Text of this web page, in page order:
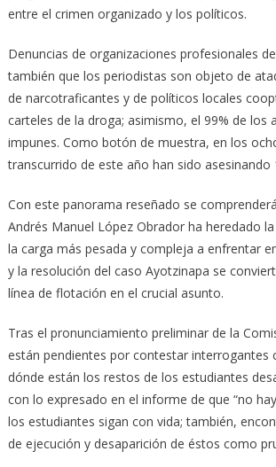
entre el crimen organizado y los políticos.
Denuncias de organizaciones profesionales
también que los periodistas son objeto de
de narcotraficantes y de políticos locales
carteles de la droga; asimismo, el 99% de los
impunes. Como botón de muestra, en los
transcurrido de este año han sido asesinando
Con este panorama reseñado se
Andrés Manuel López Obrador ha heredado
la carga más pesada y compleja a enfrentar
y la resolución del caso Ayotzinapa se
línea de flotación en el crucial asunto.
Tras el pronunciamiento preliminar de la
están pendientes por contestar interrogantes
dónde están los restos de los estudiantes
con lo expresado en el informe de que “no
los estudiantes sigan con vida; también,
de ejecución y desaparición de éstos como